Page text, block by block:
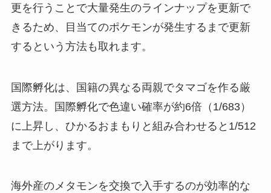
更を行うことで大量発生のラインナップを更新で
きるため、目当てのポケモンが発生するまで更新
するという方法も取れます。
国際孵化は、国籍の異なる両親でタマゴを作る厳
選方法。国際孵化で色違い確率が約6倍（1/683）
に上昇し、ひかるおまもりと組み合わせると1/512
まで上がります。
海外産のメタモンを交換で入手するのが効率的な